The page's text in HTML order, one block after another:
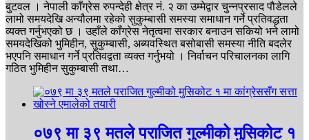
बुटवल । नेपाली काँग्रेस रुपन्देही क्षेत्र नं. २ का उम्मेद्वार चुन्नप्रसाद पौडेलले
लामो समयदेखि अन्यौलमा रहेको सुकुम्बासी समस्या समाधान गर्ने प्रतिवद्धता
व्यक्त गर्नुभएको छ । उहाँले काँग्रेस नेतृत्वमा सरकार बनाउन सकियो भने लामो
समयदेखिको भुमिहीन, सुकुम्बासी, अब्यवस्थित बसोबासी समस्या नीति बदलेर
भएपनि समाधान गर्ने प्रतिवद्वता व्यक्त गर्नुभयो । निर्वाचन परिचालनका लागि
गठित भुमिहीन सुकुम्बासी तथा…
०७९ मा ३९ मतले पराजित गुल्मीको मुसिकोट १